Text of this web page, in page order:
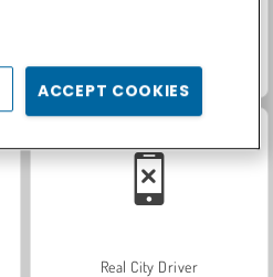
Real City Driver
ACCEPT COOKIES